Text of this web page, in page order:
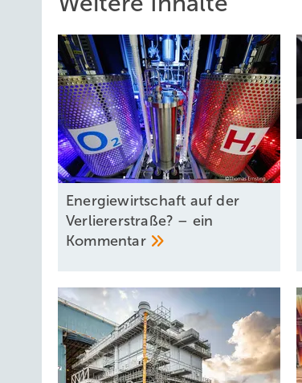
Energiewirtschaft auf der
Verliererstraße? – ein
Kommentar